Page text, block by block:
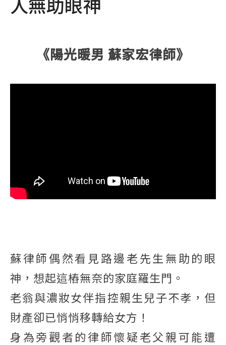
《陽光暖男 蘇家宏律師》
蘇律師偶然看見路邊老先生無助的眼
神，想起這樁無奈的家庭羅生門。
老翁與濃妝女伴指控親生兒子不孝，但
財產卻已悄悄移轉給女方！
身為旁觀者的律師懷疑老父親可能遭